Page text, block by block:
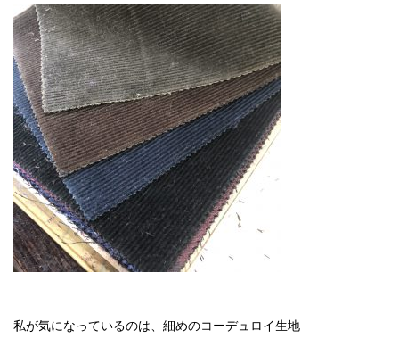
私が気になっているのは、細めのコーデュロイ生地